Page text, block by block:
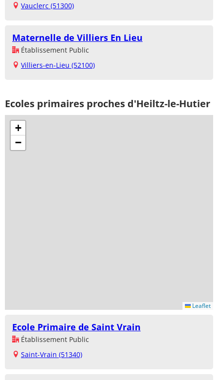
Vauclerc (51300)
Maternelle de Villiers En Lieu
Établissement Public
Villiers-en-Lieu (52100)
Ecoles primaires proches d'Heiltz-le-Hutier
+
−
Leaflet
Ecole Primaire de Saint Vrain
Établissement Public
Saint-Vrain (51340)